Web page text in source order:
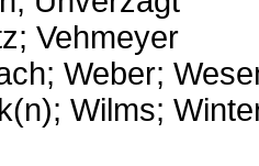
Vehmeyer
Weber;
Wilms;